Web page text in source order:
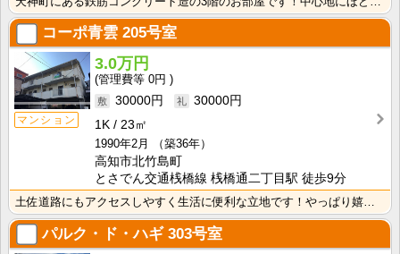
コーポ青雲 205号室
マンション
3.0万円
0円
30000円
30000円
1K
23㎡
1990年2月
（築36年）
高知市北竹島町
とさでん交通桟橋線 桟橋通二丁目駅 徒歩9分
パルク・ド・ハギ303号室